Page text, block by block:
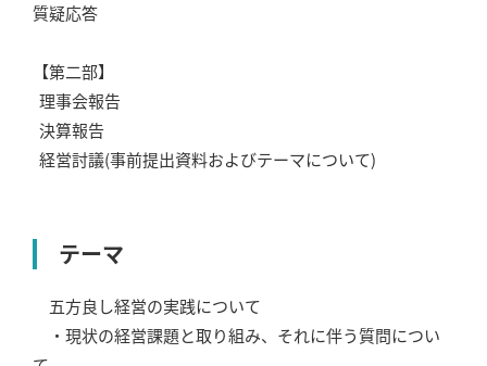
質疑応答
【第二部】
理事会報告
決算報告
経営討議(事前提出資料およびテーマについて)
テーマ
五方良し経営の実践について
・現状の経営課題と取り組み、それに伴う質問につい